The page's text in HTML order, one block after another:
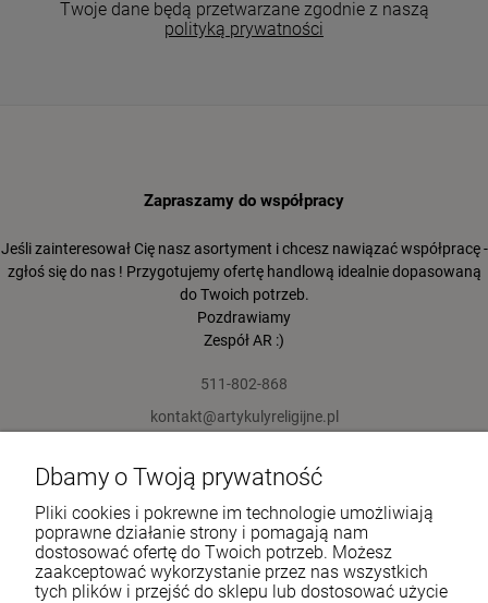
Twoje dane będą przetwarzane zgodnie z naszą
polityką prywatności
Zapraszamy do współpracy
Jeśli zainteresował Cię nasz asortyment i chcesz nawiązać współpracę -
zgłoś się do nas ! Przygotujemy ofertę handlową idealnie dopasowaną
do Twoich potrzeb.
Pozdrawiamy
Zespół AR :)
511-802-868
kontakt@artykulyreligijne.pl
Pomoc
Moje konto
Płatności i dostawa
Dbamy o Twoją prywatność
Pliki cookies i pokrewne im technologie umożliwiają
poprawne działanie strony i pomagają nam
dostosować ofertę do Twoich potrzeb. Możesz
zaakceptować wykorzystanie przez nas wszystkich
tych plików i przejść do sklepu lub dostosować użycie